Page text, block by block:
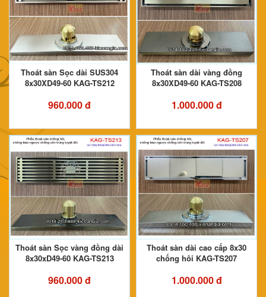
Thoát sàn Sọc dài SUS304
8x30XD49-60 KAG-TS212
960.000 đ
Thoát sàn dài vàng đồng
8x30XD49-60 KAG-TS208
1.000.000 đ
Thoát sàn Sọc vàng đồng dài
8x30xD49-60 KAG-TS213
960.000 đ
Thoát sàn dài cao cấp 8x30
chống hôi KAG-TS207
1.000.000 đ